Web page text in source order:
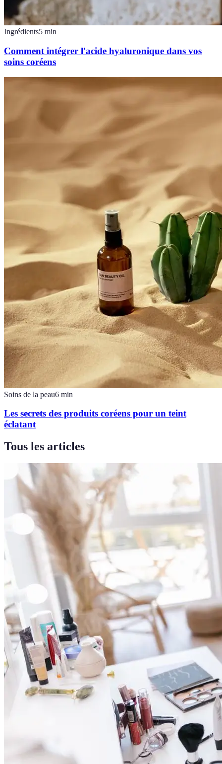
Ingrédients5 min
Comment intégrer l'acide hyaluronique dans vos
soins coréens
Soins de la peau6 min
Les secrets des produits coréens pour un teint
éclatant
Tous les articles